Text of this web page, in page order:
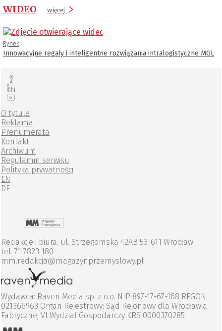
WIDEO więcej
Rynek
Innowacyjne regały i inteligentne rozwiązania intralogistyczne MGL
O tytule
Reklama
Prenumerata
Kontakt
Archiwum
Regulamin serwisu
Polityka prywatności
EN
DE
Redakcje i biura: ul. Strzegomska 42AB 53-611 Wrocław
tel. 71 7823 180
mm.redakcja@magazynprzemyslowy.pl
Wydawca: Raven Media sp. z o.o. NIP 897-17-67-168 REGON
021366963 Organ Rejestrowy: Sąd Rejonowy dla Wrocławia
Fabrycznej VI Wydział Gospodarczy KRS 0000370285